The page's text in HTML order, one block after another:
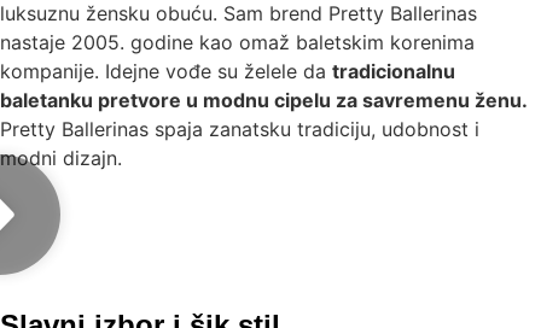
luksuznu žensku obuću. Sam brend Pretty Ballerinas
nastaje 2005. godine kao omaž baletskim korenima
kompanije. Idejne vođe su želele da tradicionalnu
baletanku pretvore u modnu cipelu za savremenu ženu.
Pretty Ballerinas spaja zanatsku tradiciju, udobnost i
modni dizajn.